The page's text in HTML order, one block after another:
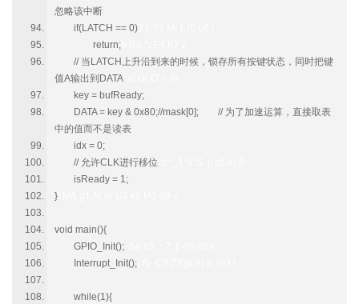
忽略该中断
if(LATCH == 0)
return;
// 当LATCH上升沿到来的时候，锁存所有按键状态，同时把键
值A输出到DATA
key = bufReady;
DATA = key & 0x80;//mask[0]; // 为了加速运算，直接取表
中的值而不是读表
idx = 0;
// 允许CLK进行移位
isReady = 1;
}
void main(){
GPIO_Init();
Interrupt_Init();
while(1){